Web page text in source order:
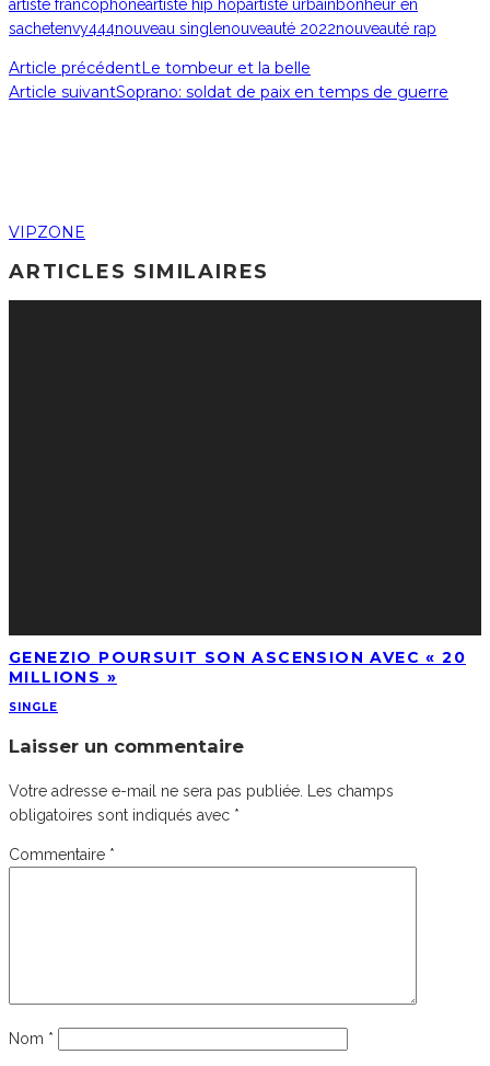
artiste francophoneartiste hip hopartiste urbainbonheur en
sachetenvy444nouveau singlenouveauté 2022nouveauté rap
Article précédentLe tombeur et la belle
Article suivantSoprano: soldat de paix en temps de guerre
VIPZONE
ARTICLES SIMILAIRES
GENEZIO POURSUIT SON ASCENSION AVEC « 20
MILLIONS »
SINGLE
Laisser un commentaire
Votre adresse e-mail ne sera pas publiée. Les champs
obligatoires sont indiqués avec *
Commentaire *
Nom *